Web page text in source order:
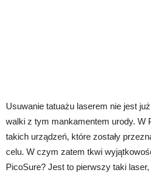
Usuwanie tatuażu laserem nie jest
walki z tym mankamentem urody. W
takich urządzeń, które zostały
celu. W czym zatem tkwi
PicoSure? Jest to pierwszy taki laser,